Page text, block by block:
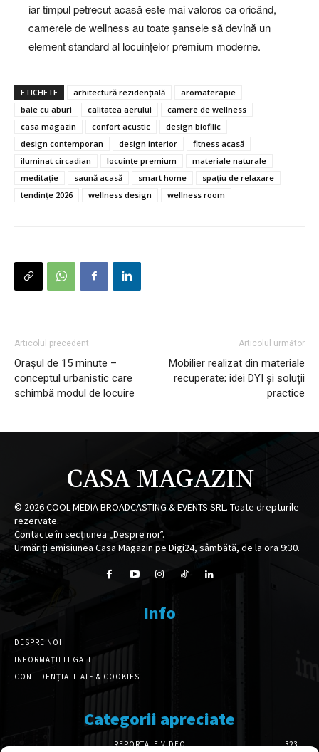
iar timpul petrecut acasă este mai valoros ca oricând,
camerele de wellness au toate șansele să devină un
element standard al locuințelor premium moderne.
ETICHETE arhitectură rezidențială
aromaterapie
baie cu aburi
calitatea aerului
camere de wellness
casa magazin
confort acustic
design biofilic
design contemporan
design interior
fitness acasă
iluminat circadian
locuințe premium
materiale naturale
meditație
saună acasă smart home
spațiu de relaxare
tendințe 2026
wellness design wellness room
Articolul precedent
Orașul de 15 minute –
conceptul urbanistic care
schimbă modul de locuire
Articolul următor
Mobilier realizat din materiale
recuperate; idei DYI și soluții
practice
CASA MAGAZIN
© 2026COOL MEDIA BROADCASTING & EVENTS SRL. Toate drepturile
rezervate.
Contacte în secțiunea „Despre noi”.
Urmăriți emisiunea Casa Magazin pe Digi24, sâmbătă, de la ora 9:30.
Info
DESPRE NOI
INFORMAȚII LEGALE
CONFIDENȚIALITATE & COOKIES
Categorii apreciate
REPORTAJE VIDEO 323